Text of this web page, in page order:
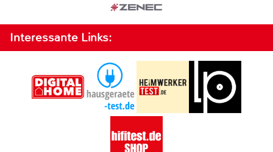
Interessante Links: